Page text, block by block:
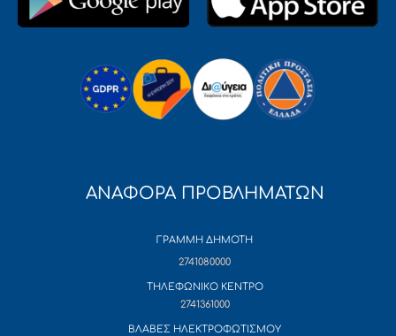
ΑΝΑΦΟΡΑ ΠΡΟΒΛΗΜΑΤΩΝ
ΓΡΑΜΜΗ ΔΗΜΟΤΗ
2741080000
ΤΗΛΕΦΩΝΙΚΟ ΚΕΝΤΡΟ
2741361000
ΒΛΑΒΕΣ ΗΛΕΚΤΡΟΦΩΤΙΣΜΟΥ